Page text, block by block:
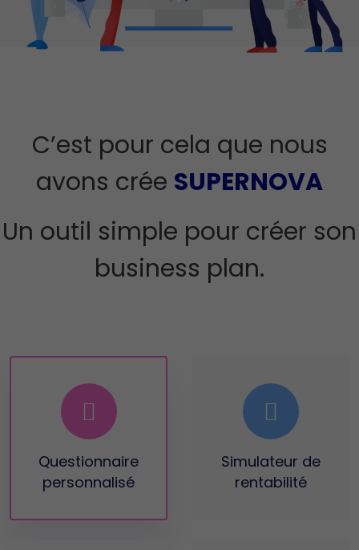
C’est pour cela que nous
avons crée SUPERNOVA
Un outil simple pour créer son
business plan.
Questionnaire
personnalisé
Simulateur de
rentabilité